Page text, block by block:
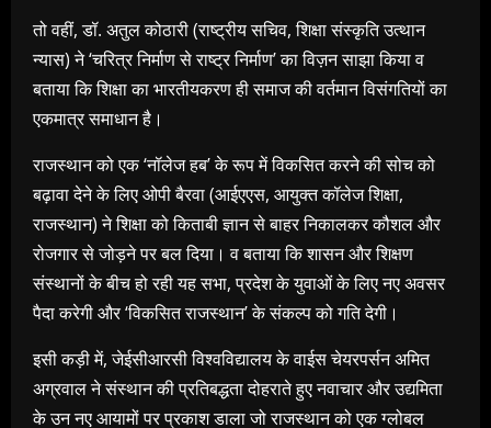
तो वहीं, डॉ. अतुल कोठारी (राष्ट्रीय सचिव, शिक्षा संस्कृति उत्थान
न्यास) ने ‘चरित्र निर्माण से राष्ट्र निर्माण’ का विज़न साझा किया व
बताया कि शिक्षा का भारतीयकरण ही समाज की वर्तमान विसंगतियों का
एकमात्र समाधान है।
राजस्थान को एक ‘नॉलेज हब’ के रूप में विकसित करने की सोच को
बढ़ावा देने के लिए ओपी बैरवा (आईएएस, आयुक्त कॉलेज शिक्षा,
राजस्थान) ने शिक्षा को किताबी ज्ञान से बाहर निकालकर कौशल और
रोजगार से जोड़ने पर बल दिया। व बताया कि शासन और शिक्षण
संस्थानों के बीच हो रही यह सभा, प्रदेश के युवाओं के लिए नए अवसर
पैदा करेगी और ‘विकसित राजस्थान’ के संकल्प को गति देगी।
इसी कड़ी में, जेईसीआरसी विश्वविद्यालय के वाईस चेयरपर्सन अमित
अग्रवाल ने संस्थान की प्रतिबद्धता दोहराते हुए नवाचार और उद्यमिता
के उन नए आयामों पर प्रकाश डाला जो राजस्थान को एक ग्लोबल